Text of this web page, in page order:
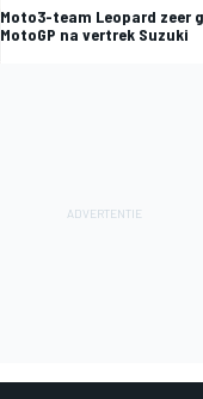
Moto3-team Leopard zeer
MotoGP na vertrek Suzuki